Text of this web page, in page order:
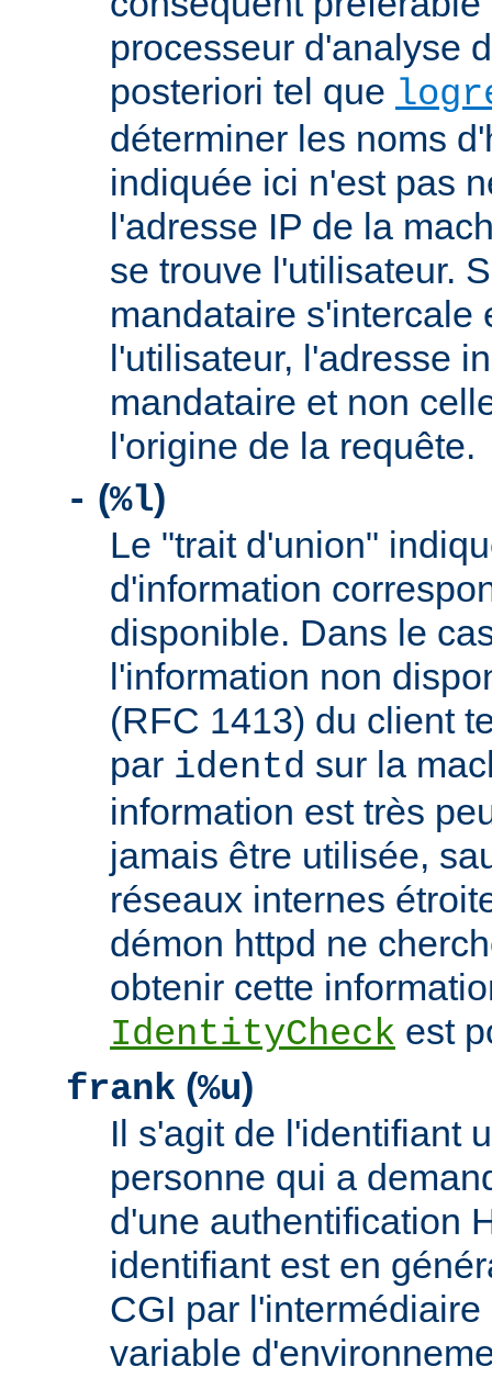
processeur d'analyse
posteriori tel que
déterminer les noms
indiquée ici n'est pas
l'adresse IP de la
se trouve l'utilisateur.
mandataire s'intercale
l'utilisateur, l'adresse
mandataire et non
l'origine de la requête.
- (%l)
Le "trait d'union"
d'information
disponible. Dans le
l'information non
(RFC 1413) du client
par identd sur la
information est très
jamais être utilisée,
réseaux internes
démon httpd ne
obtenir cette
IdentityCheck est
frank (%u)
Il s'agit de l'identifiant
personne qui a
d'une authentification
identifiant est en
CGI par
variable